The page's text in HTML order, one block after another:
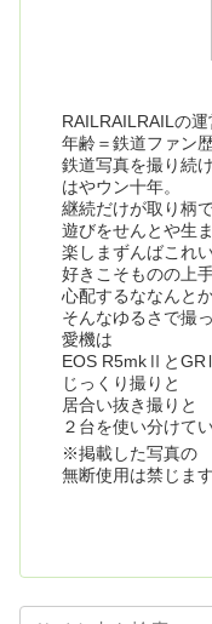
RAILRAILRAILの運
年齢＝鉄道ファン歴
鉄道写真を撮り続
はやウン十年。
継続だけが取り柄で
遊びをせんとや生
楽しまずんばこれ
好きこそものの上
心配するななんと
そんなゆるさで撮
愛機は
EOS R5mkⅡと
じっくり撮りと
居合い抜き撮りと
２台を使い分けて
※掲載した写真の
無断使用は禁じます